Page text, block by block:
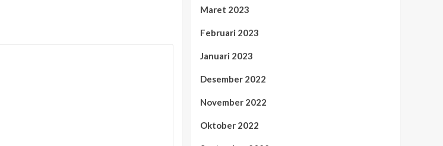
Maret 2023
Februari 2023
Januari 2023
Desember 2022
November 2022
Oktober 2022